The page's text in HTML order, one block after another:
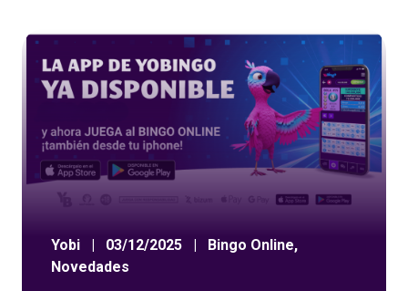
Yobi | 03/12/2025 | Bingo Online,
Novedades